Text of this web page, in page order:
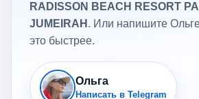
RADISSON BEACH RESORT
JUMEIRAH . Или напишите
это быстрее.
Ольга
Написать в Telegram